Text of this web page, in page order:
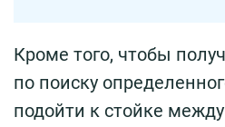
Кроме того, чтобы
по поиску
подойти к стойке